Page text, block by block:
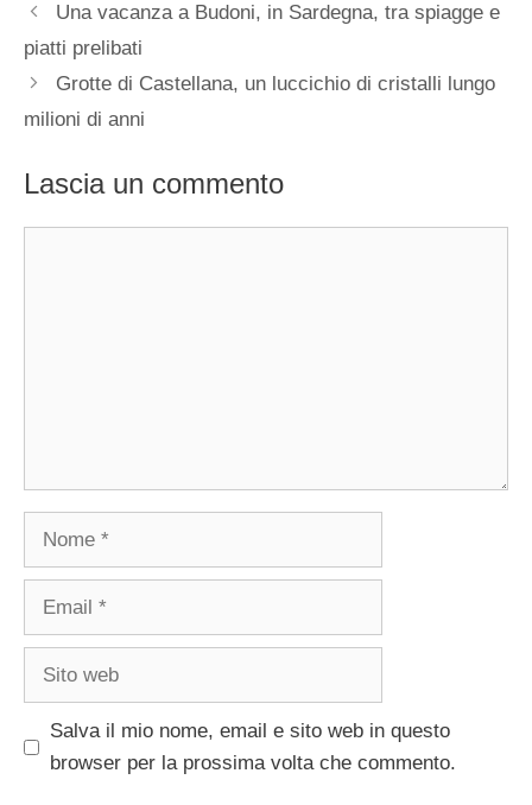
Una vacanza a Budoni, in Sardegna, tra spiagge e
piatti prelibati
Grotte di Castellana, un luccichio di cristalli lungo
milioni di anni
Lascia un commento
Nome
Email
Sito
Salva il mio nome, email e sito web in questo
browser per la prossima volta che commento.